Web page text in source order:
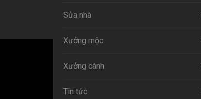
Sửa nhà
Xưởng mộc
Xưởng cánh
Tin tức